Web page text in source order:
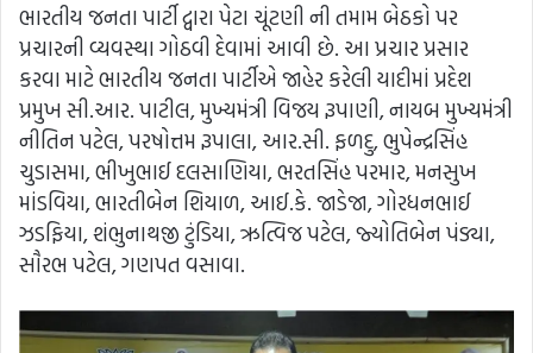
ભારતીય જનતા પાર્ટી દ્વારા પેટા ચૂંટણી ની તમામ બેઠકો પર
પ્રચારની વ્યવસ્થા ગોઠવી દેવામાં આવી છે. આ પ્રચાર પ્રસાર
કરવા માટે ભારતીય જનતા પાર્ટીએ જાહેર કરેલી યાદીમાં પ્રદેશ
પ્રમુખ સી.આર. પાટીલ, મુખ્યમંત્રી વિજય રૂપાણી, નાયબ મુખ્યમંત્રી
નીતિન પટેલ, પરષોત્તમ રૂપાલા, આર.સી. ફળદુ, ભુપેન્દ્રસિંહ
ચુડાસમા, ભીખુભાઈ દલસાણિયા, ભરતસિંહ પરમાર, મનસુખ
માંડવિયા, ભારતીબેન શિયાળ, આઈ.કે. જાડેજા, ગોરધનભાઈ
ઝડફિયા, શંભુનાથજી ટુંડિયા, ઋત્વિજ પટેલ, જ્યોતિબેન પંડ્યા,
સૌરભ પટેલ, ગણપત વસાવા.